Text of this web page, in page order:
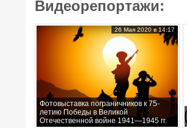
Видеорепортажи:
Фотовыставка пограничников к 75-
летию Победы в Великой
Отечественной войне 1941—1945 гг.
26 Мая 2020 в 14:17